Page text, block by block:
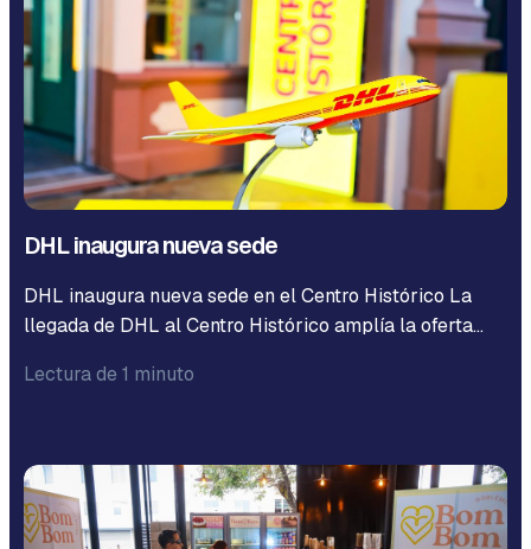
DHL inaugura nueva sede
DHL inaugura nueva sede en el Centro Histórico La
llegada de DHL al Centro Histórico amplía la oferta…
Lectura de 1 minuto